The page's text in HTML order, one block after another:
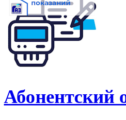
Абонентский